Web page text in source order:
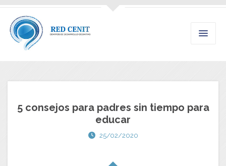
5 consejos para padres sin tiempo para
educar
25/02/2020